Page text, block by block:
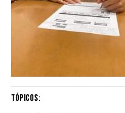
Tópicos: